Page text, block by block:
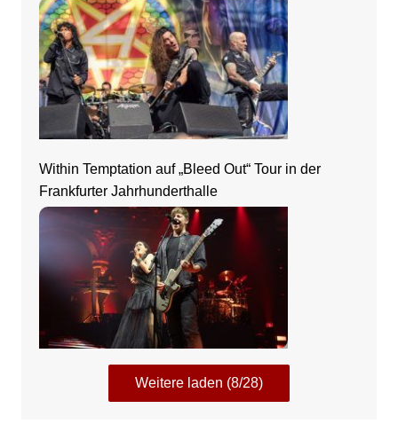
Within Temptation auf „Bleed Out“ Tour in der
Frankfurter Jahrhunderthalle
Weitere laden (8/28)